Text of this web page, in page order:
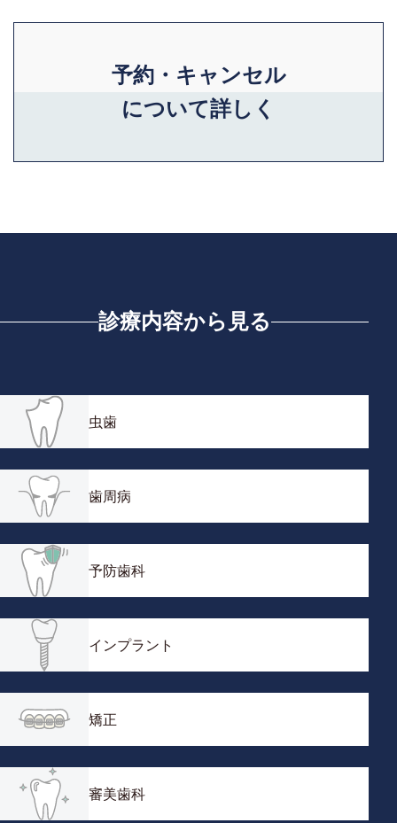
予約・キャンセル
について詳しく
診療内容から見る
虫歯
歯周病
予防歯科
インプラント
矯正
審美歯科